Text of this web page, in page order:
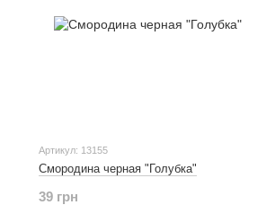
Артикул: 13155
Смородина черная "Голубка"
39 грн